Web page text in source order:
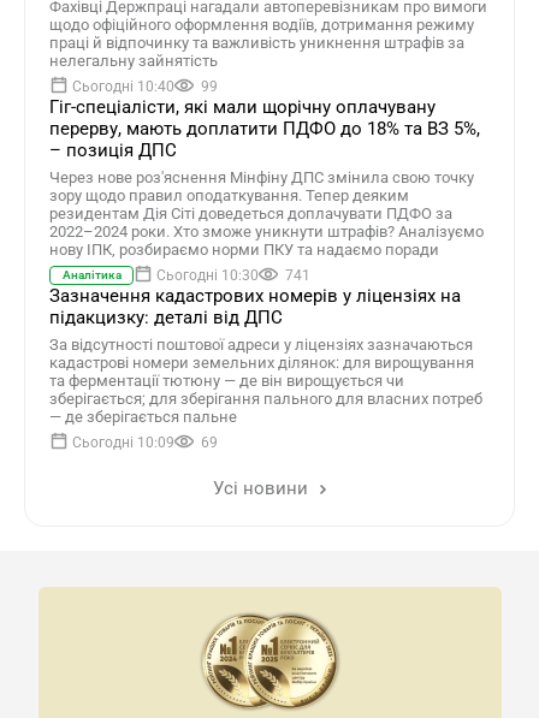
Фахівці Держпраці нагадали автоперевізникам про вимоги
щодо офіційного оформлення водіїв, дотримання режиму
праці й відпочинку та важливість уникнення штрафів за
нелегальну зайнятість
Сьогодні 10:40 99
Гіг-спеціалісти, які мали щорічну оплачувану
перерву, мають доплатити ПДФО до 18% та ВЗ 5%,
– позиція ДПС
Через нове роз'яснення Мінфіну ДПС змінила свою точку
зору щодо правил оподаткування. Тепер деяким
резидентам Дія Сіті доведеться доплачувати ПДФО за
2022–2024 роки. Хто зможе уникнути штрафів? Аналізуємо
нову ІПК, розбираємо норми ПКУ та надаємо поради
Аналітика Сьогодні 10:30 741
Зазначення кадастрових номерів у ліцензіях на
підакцизку: деталі від ДПС
За відсутності поштової адреси у ліцензіях зазначаються
кадастрові номери земельних ділянок: для вирощування
та ферментації тютюну — де він вирощується чи
зберігається; для зберігання пального для власних потреб
— де зберігається пальне
Сьогодні 10:09 69
Усі новини